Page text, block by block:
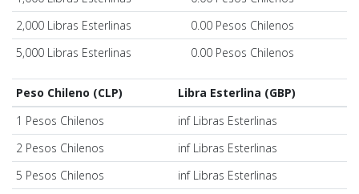
2,000 Libras Esterlinas
0.00 Pesos Chilenos
5,000 Libras Esterlinas
0.00 Pesos Chilenos
Peso Chileno (CLP)
Libra Esterlina (GBP)
1 Pesos Chilenos
inf Libras Esterlinas
2 Pesos Chilenos
inf Libras Esterlinas
5 Pesos Chilenos
inf Libras Esterlinas